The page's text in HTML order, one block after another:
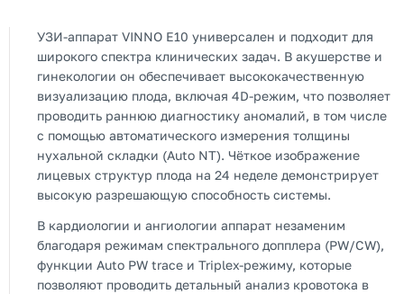
УЗИ-аппарат VINNO E10 универсален и подходит для
широкого спектра клинических задач. В акушерстве и
гинекологии он обеспечивает высококачественную
визуализацию плода, включая 4D-режим, что позволяет
проводить раннюю диагностику аномалий, в том числе
с помощью автоматического измерения толщины
нухальной складки (Auto NT). Чёткое изображение
лицевых структур плода на 24 неделе демонстрирует
высокую разрешающую способность системы.
В кардиологии и ангиологии аппарат незаменим
благодаря режимам спектрального допплера (PW/CW),
функции Auto PW trace и Triplex-режиму, которые
позволяют проводить детальный анализ кровотока в